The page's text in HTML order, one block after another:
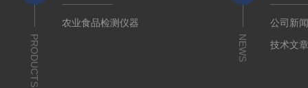
PRODUCTS
农业食品检测仪器
NEWS
公司新
技术文